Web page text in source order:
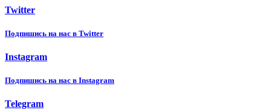
Twitter
Подпишиcь на нас в Twitter
Instagram
Подпишиcь на нас в Instagram
Telegram